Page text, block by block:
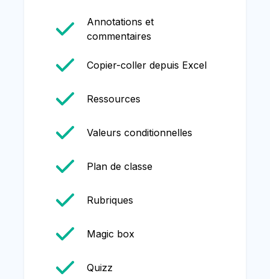
Annotations et
commentaires
Copier-coller depuis Excel
Ressources
Valeurs conditionnelles
Plan de classe
Rubriques
Magic box
Quizz